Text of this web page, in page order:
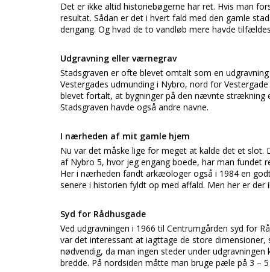
Det er ikke altid historiebøgerne har ret. Hvis man
resultat. Sådan er det i hvert fald med den gamle
dengang. Og hvad de to vandløb mere havde
Udgravning eller værnegrav
Stadsgraven er ofte blevet omtalt som en
Vestergades udmunding i Nybro, nord for
blevet fortalt, at bygninger på den nævnte strækning
Stadsgraven havde også andre navne.
I nærheden af mit gamle hjem
Nu var det måske lige for meget at kalde det et
af Nybro 5, hvor jeg engang boede, har man fundet
Her i nærheden fandt arkæologer også i 1984 en
senere i historien fyldt op med affald. Men her er der
Syd for Rådhusgade
Ved udgravningen i 1966 til Centrumgården syd for
var det interessant at iagttage de store
nødvendig, da man ingen steder under
bredde. På nordsiden måtte man bruge pæle på 3 –